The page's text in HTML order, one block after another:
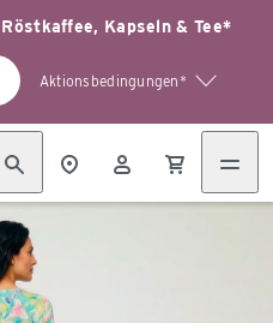
Kapseln & Tee*
Aktionsbedingungen*